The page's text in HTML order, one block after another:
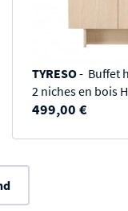
TYRESO- Buffet
2 niches en bois
499,00 €